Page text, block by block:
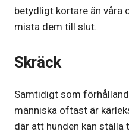
betydligt kortare än våra
mista dem till slut.
Skräck
Samtidigt som
människa oftast är
där att hunden kan